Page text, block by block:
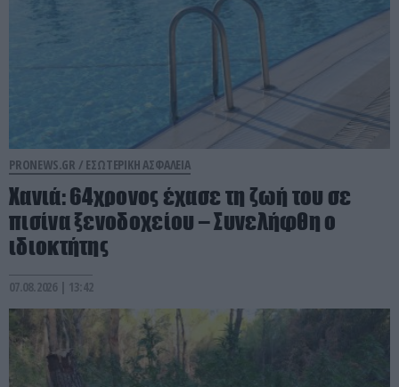
PRONEWS.GR / ΕΣΩΤΕΡΙΚΗ ΑΣΦΑΛΕΙΑ
Χανιά: 64χρονος έχασε τη ζωή του σε
πισίνα ξενοδοχείου – Συνελήφθη ο
ιδιοκτήτης
07.08.2026 | 13:42